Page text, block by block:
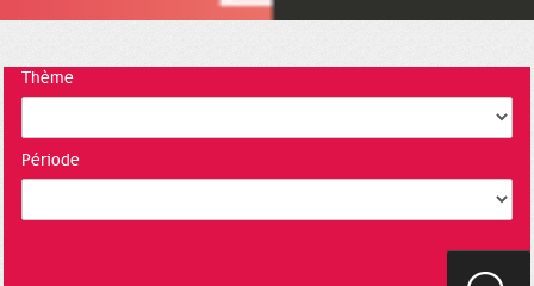
Thème
Période